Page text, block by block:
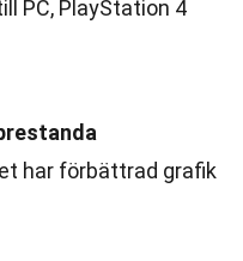
PC, PlayStation 4
har förbättrad grafik